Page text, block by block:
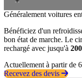
Généralement voitures
Bénéficiez d'un
bon état de marche. Le
rechargé avec jusqu'à
Actuellement à partir de
Recevez des devis